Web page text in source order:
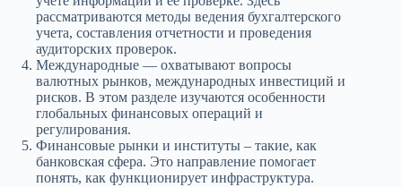
рассматриваются методы ведения бухгалтерского
учета, составления отчетности и проведения
аудиторских проверок.
Международные — охватывают вопросы
валютных рынков, международных инвестиций и
рисков. В этом разделе изучаются особенности
глобальных финансовых операций и
регулирования.
Финансовые рынки и институты – такие, как
банковская сфера. Это направление помогает
понять, как функционирует инфраструктура.